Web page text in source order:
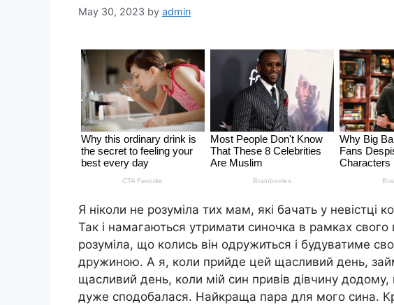
May 30, 2023 by admin
Я ніколи не розуміла тих мам, які бачать у невістці
Так і намагаються утримати синочка в рамках
розуміла, що колись він одружиться і будуватиме
дружиною. А я, коли прийде цей щасливий день,
щасливий день, коли мій син привів дівчину
дуже сподобалася. Найкраща пара для мого сина.